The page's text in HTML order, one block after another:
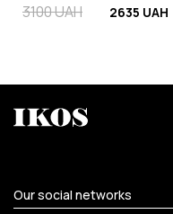
3100 UAH 2635 UAH
Our social networks